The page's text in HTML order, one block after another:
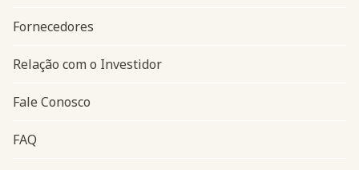
Fornecedores
Relação com o Investidor
Fale Conosco
FAQ